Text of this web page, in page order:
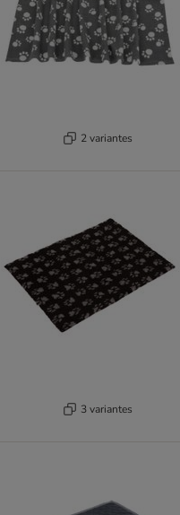
2 variantes
3 variantes